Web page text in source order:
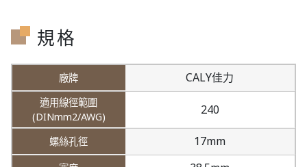
規格
CALY佳力
240
17mm